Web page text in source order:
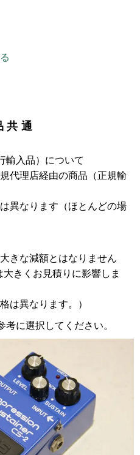
共通
輸入品）について
代理店経由の商品（正規輸
異なります（ほとんどの場
きな減額とはなりません
きくお見積りに影響しま
は異なります。）
に選択してください。